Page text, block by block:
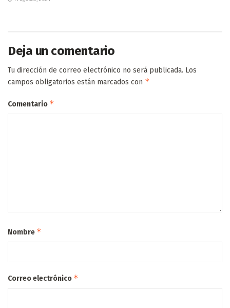
Deja un comentario
Tu dirección de correo electrónico no será publicada. Los
campos obligatorios están marcados con *
Comentario *
Nombre *
Correo electrónico *